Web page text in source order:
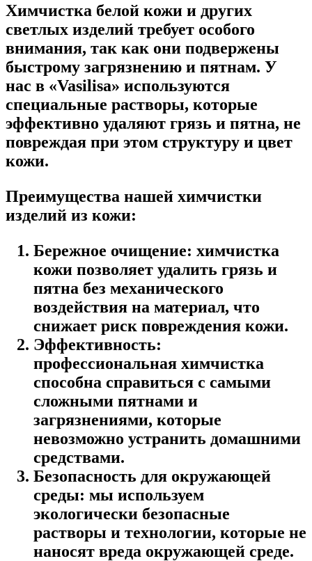
Химчистка белой кожи и других
светлых изделий требует особого
внимания, так как они подвержены
быстрому загрязнению и пятнам. У
нас в «Vasilisa» используются
специальные растворы, которые
эффективно удаляют грязь и пятна, не
повреждая при этом структуру и цвет
кожи.
Преимущества нашей химчистки
изделий из кожи:
Бережное очищение: химчистка
кожи позволяет удалить грязь и
пятна без механического
воздействия на материал, что
снижает риск повреждения кожи.
Эффективность:
профессиональная химчистка
способна справиться с самыми
сложными пятнами и
загрязнениями, которые
невозможно устранить домашними
средствами.
Безопасность для окружающей
среды: мы используем
экологически безопасные
растворы и технологии, которые не
наносят вреда окружающей среде.